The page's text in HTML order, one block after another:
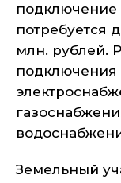
потребуется
млн. рублей.
подключения
Земельный